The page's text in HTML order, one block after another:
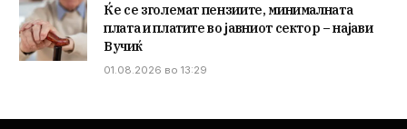
Ќе се зголемат пензиите, минималната
плата и платите во јавниот сектор – најави
Вучиќ
01.08.2026 во 13:29